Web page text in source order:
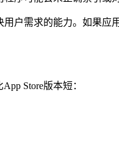
户需求的能力。如果应
Store版本短：